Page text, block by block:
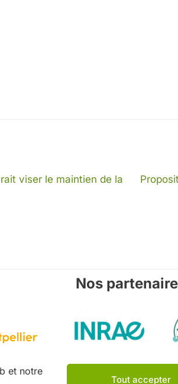
et notre
Tout accepter
viser le maintien de la
Nos